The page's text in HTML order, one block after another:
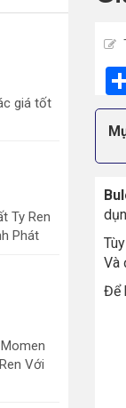
Và
Để
giá tốt
Ty Ren
Phát
Với